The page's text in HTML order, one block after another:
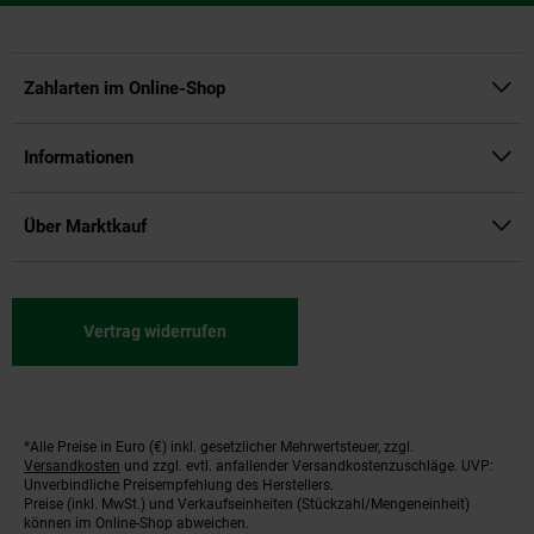
Zahlarten im Online-Shop
Informationen
Über Marktkauf
Vertrag widerrufen
Fußnoten
*Alle Preise in Euro (€) inkl. gesetzlicher Mehrwertsteuer, zzgl.
Versandkosten und zzgl. evtl. anfallender Versandkostenzuschläge. UVP:
Unverbindliche Preisempfehlung des Herstellers.
Preise (inkl. MwSt.) und Verkaufseinheiten (Stückzahl/Mengeneinheit)
können im Online-Shop abweichen.